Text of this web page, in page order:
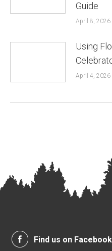
Guide
April 8, 2026
Using
April 4, 2026
Find us on Facebook